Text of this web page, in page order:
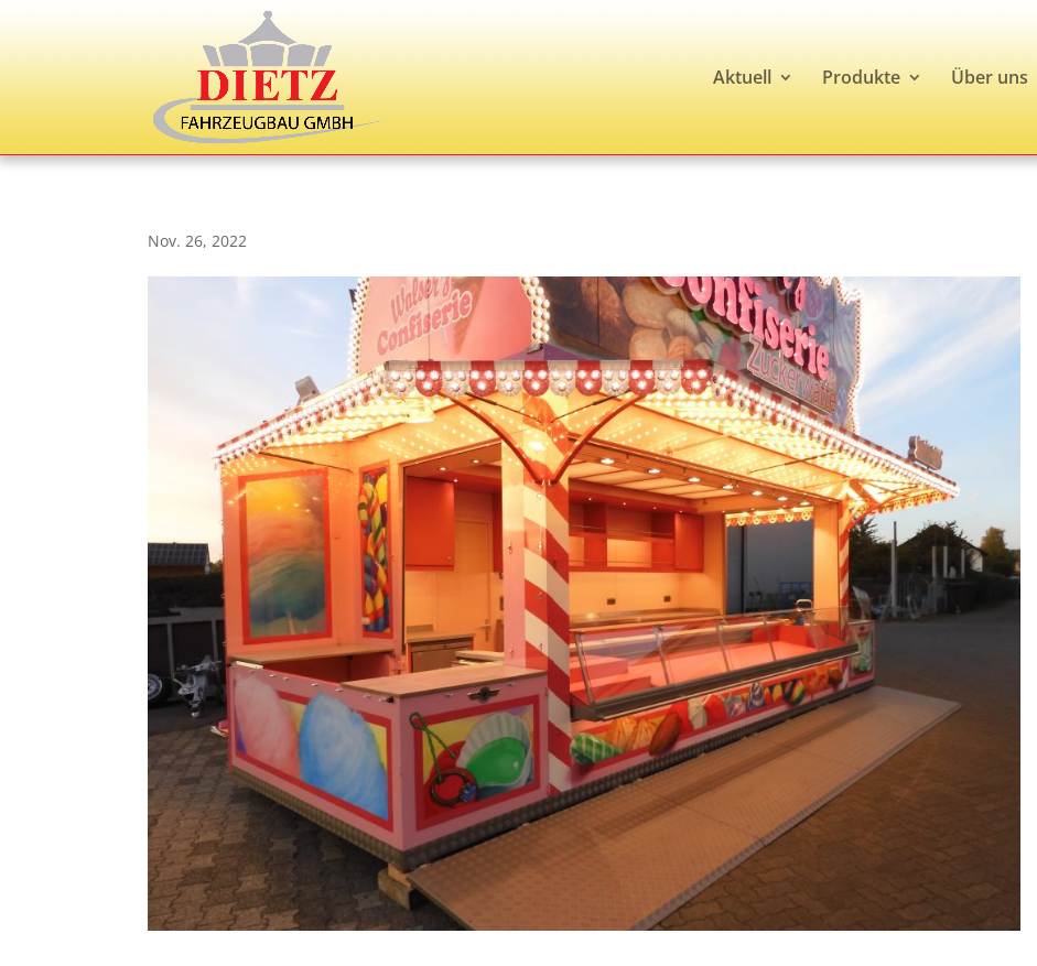
Aktuell Produkte Über uns
Nov. 26, 2022